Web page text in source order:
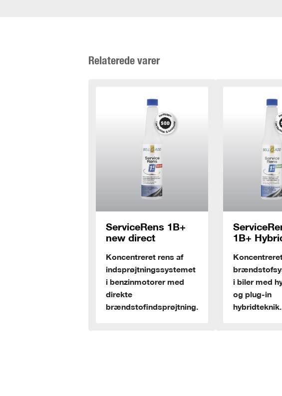
Relaterede varer
ServiceRens 1B+
Koncentreret rens af
indsprøjtningssystemet
i benzinmotorer med
brændstofindsprøjtning.
ServiceRens
Koncentreret rens af
brændstofsystemet
i biler med hybrid-
hybridteknik.